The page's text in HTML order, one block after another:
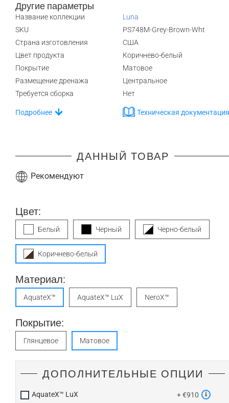
Другие параметры
Название коллекции
Luna
SKU
PS748M-Grey-Brown-Wht
Страна изготовления
США
Цвет продукта
Коричнево-белый
Покрытие
Матовое
Размещение дренажа
Центральное
Требуется сборка
Нет
Подробнее Техническая документация
ДАННЫЙ ТОВАР
Рекомендуют
Цвет:
Белый Черный Черно-белый
Коричнево-белый
Материал:
AquateX™ AquateX™ LuX NeroX™
Покрытие:
Глянцевое Матовое
ДОПОЛНИТЕЛЬНЫЕ ОПЦИИ
AquateX™ LuX + €910